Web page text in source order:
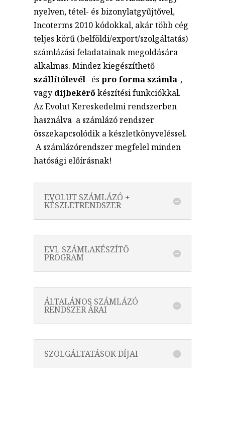
nyelven, tétel- és bizonylatgyűjtővel,
Incoterms 2010 kódokkal, akár több cég
teljes körű (belföldi/export/szolgáltatás)
számlázási feladatainak megoldására
alkalmas. Mindez kiegészíthető
szállítólevél– éspro forma számla-,
vagy díjbekérő készítési funkciókkal.
Az Evolut Kereskedelmi rendszerben
használva a számlázó rendszer
összekapcsolódik a készletkönyveléssel.
A számlázórendszer megfelel minden
hatósági előírásnak!
EVOLUT SZÁMLÁZÓ +
KÉSZLETRENDSZER
EVL SZÁMLAKÉSZÍTŐ
PROGRAM
ÁLTALÁNOS SZÁMLÁZÓ
RENDSZER ÁRAI
SZOLGÁLTATÁSOK DÍJAI